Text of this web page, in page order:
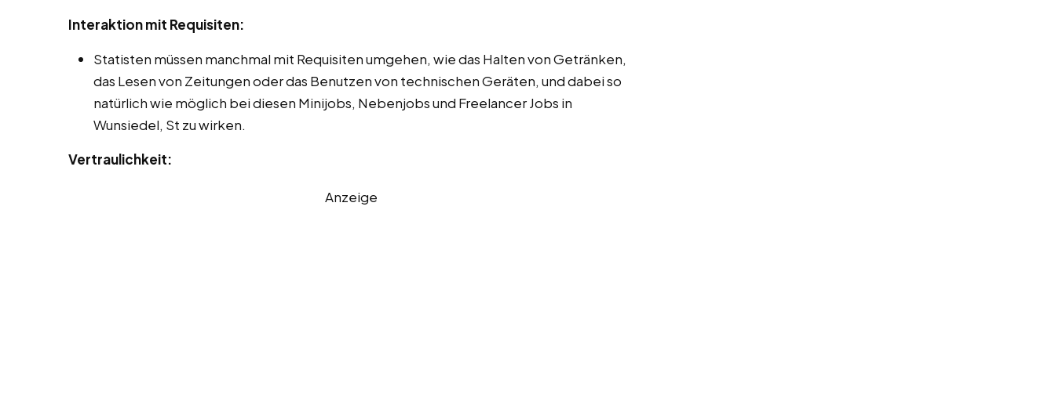
Interaktion mit Requisiten:
Statisten müssen manchmal mit Requisiten umgehen, wie das Halten von Getränken,
das Lesen von Zeitungen oder das Benutzen von technischen Geräten, und dabei so
natürlich wie möglich bei diesen Minijobs, Nebenjobs und Freelancer Jobs in
Wunsiedel, St zu wirken.
Vertraulichkeit:
Anzeige